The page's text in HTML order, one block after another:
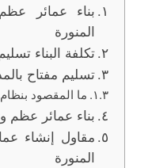
بناء عمائر
المنورة
تكلفة البناء
تسليم مفتاح
ما المقصود
بناء عمائر عظم
مقاول إنشاء
المنورة